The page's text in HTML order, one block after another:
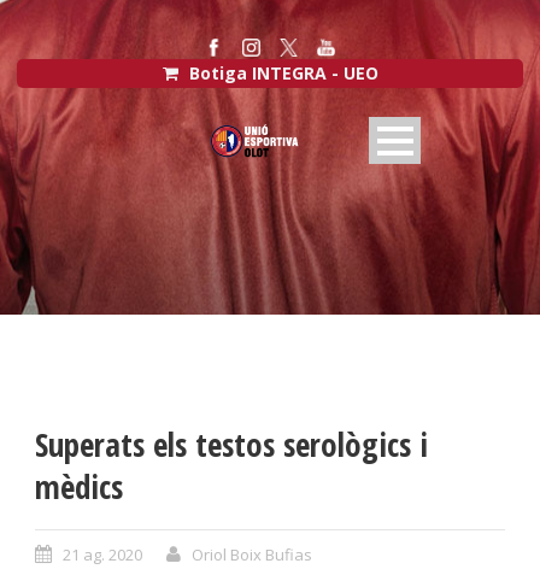
Botiga INTEGRA - UEO
Superats els testos serològics i
mèdics
21 ag. 2020
Oriol Boix Bufias